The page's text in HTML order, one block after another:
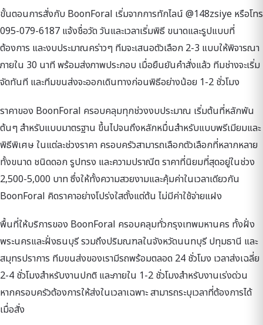
ขั้นตอนการสั่งกับ BoonForal เริ่มจากการทักไลน์ @148zsiye หรือโทร
095-079-6187 แจ้งชื่อวัด วันและเวลาเริ่มพิธี ขนาดและรูปแบบที่
ต้องการ และงบประมาณคร่าวๆ ทีมจะเสนอตัวเลือก 2-3 แบบให้พิจารณา
ภายใน 30 นาที พร้อมส่งภาพประกอบ เมื่อยืนยันคำสั่งแล้ว ทีมช่างจะเริ่ม
จัดทันที และทีมขนส่งจะออกเดินทางก่อนพิธีอย่างน้อย 1-2 ชั่วโมง
ราคาของ BoonForal ครอบคลุมทุกช่วงงบประมาณ เริ่มต้นที่หลักพัน
ต้นๆ สำหรับแบบมาตรฐาน ขึ้นไปจนถึงหลักหมื่นสำหรับแบบพรีเมียมและ
พิธีพิเศษ ในแต่ละช่วงราคา ครอบครัวสามารถเลือกตัวเลือกที่หลากหลาย
ทั้งขนาด ชนิดดอก รูปทรง และความปราณีต ราคาที่นิยมที่สุดอยู่ในช่วง
2,500-5,000 บาท ซึ่งให้ทั้งความสวยงามและคุ้มค่าในเวลาเดียวกัน
BoonForal คิดราคาอย่างโปร่งใสตั้งแต่ต้น ไม่มีค่าใช้จ่ายแฝง
พื้นที่ให้บริการของ BoonForal ครอบคลุมทั่วกรุงเทพมหานคร ทั้งฝั่ง
พระนครและฝั่งธนบุรี รวมถึงปริมณฑลในจังหวัดนนทบุรี ปทุมธานี และ
สมุทรปราการ ทีมขนส่งของเรามีรถพร้อมตลอด 24 ชั่วโมง เวลาส่งเฉลี่ย
2-4 ชั่วโมงสำหรับงานปกติ และภายใน 1-2 ชั่วโมงสำหรับงานเร่งด่วน
หากครอบครัวต้องการให้ส่งในเวลาเฉพาะ สามารถระบุเวลาที่ต้องการได้
เมื่อสั่ง